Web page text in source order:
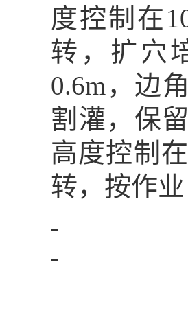
度控制在
转，扩穴
0.6m ，边
割灌，保
高度控制在
转， 按作